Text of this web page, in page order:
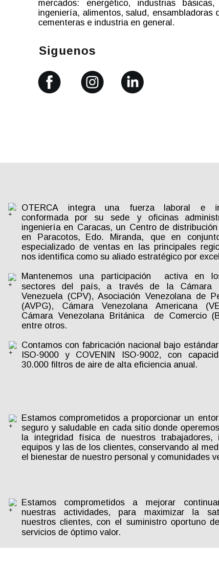
mercados:
energético, industrias
básicas,
ingeniería, alimentos, salud, ensambladoras
cementeras e industria en general.
Siguenos
OTERCA integra una fuerza laboral e
conformada
por su sede y oficinas
ingeniería en Caracas, un Centro de distribución
en
Paracotos, Edo. Miranda, que en
especializado de ventas en las principales
nos identifica como su aliado estratégico por
Mantenemos una participación activa en
sectores
del país, a través de la Cámara
Venezuela (CPV), Asociación Venezolana de
(AVPG),
Cámara Venezolana Americana
Cámara Venezolana Británica de Comercio
entre otros.
Contamos con fabricación nacional bajo
ISO-9000
y COVENIN ISO-9002, con
30.000 filtros de aire de alta eficiencia anual.
Estamos comprometidos a proporcionar un
seguro y saludable en cada sitio donde
la
integridad física de nuestros trabajadores,
equipos y las de los clientes, conservando al
el bienestar de nuestro personal y comunidades
Estamos comprometidos a mejorar
nuestras
actividades, para maximizar la
nuestros clientes, con el suministro oportuno
servicios de óptimo valor.